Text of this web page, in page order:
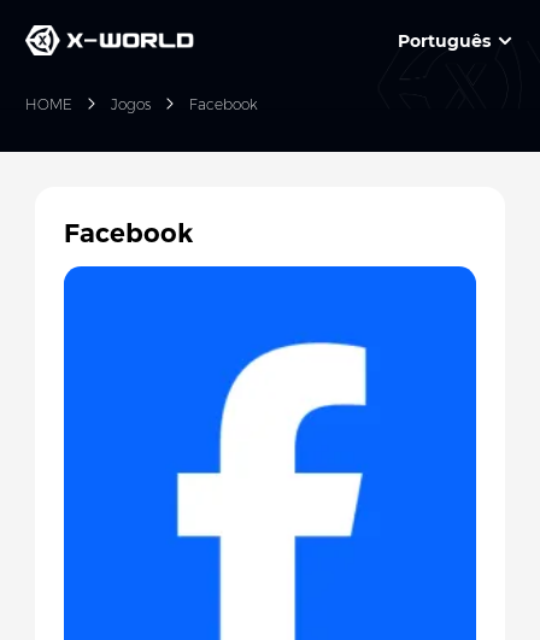
Português
HOME Jogos Facebook
Facebook